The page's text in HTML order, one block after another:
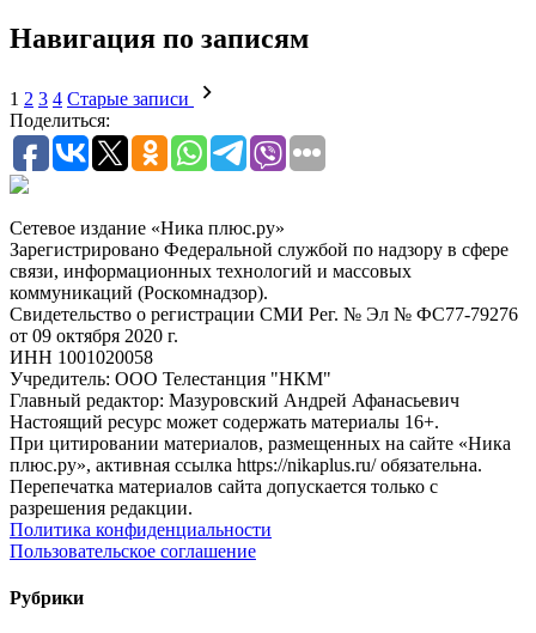
Навигация по записям
1 2 3 4 Старые записи
Поделиться:
Сетевое издание «Ника плюс.ру»
Зарегистрировано Федеральной службой по надзору в сфере
связи, информационных технологий и массовых
коммуникаций (Роскомнадзор).
Свидетельство о регистрации СМИ Рег. № Эл № ФС77-79276
от 09 октября 2020 г.
ИНН 1001020058
Учредитель: ООО Телестанция "НКМ"
Главный редактор: Мазуровский Андрей Афанасьевич
Настоящий ресурс может содержать материалы 16+.
При цитировании материалов, размещенных на сайте «Ника
плюс.ру», активная ссылка https://nikaplus.ru/ обязательна.
Перепечатка материалов сайта допускается только с
разрешения редакции.
Политика конфиденциальности
Пользовательское соглашение
Рубрики